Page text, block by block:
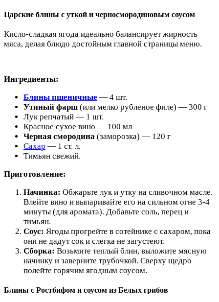
Царские блины с уткой и черносмородиновым соусом
Кисло-сладкая ягода идеально балансирует жирность
мяса, делая блюдо достойным главной страницы меню.
Ингредиенты:
Блины пшеничные — 4 шт.
Утиный фарш (или мелко рубленое филе) — 300 г
Лук репчатый — 1 шт.
Красное сухое вино — 100 мл
Черная смородина (заморозка) — 120 г
Сахар — 1 ст. л.
Тимьян свежий.
Приготовление:
Начинка: Обжарьте лук и утку на сливочном масле.
Влейте вино и выпаривайте его на сильном огне 3-4
минуты (для аромата). Добавьте соль, перец и
тимьян.
Соус: Ягоды прогрейте в сотейнике с сахаром, пока
они не дадут сок и слегка не загустеют.
Сборка: Возьмите теплый блин, выложите мясную
начинку и заверните трубочкой. Сверху щедро
полейте горячим ягодным соусом.
Блины с Ростбифом и соусом из Белых грибов